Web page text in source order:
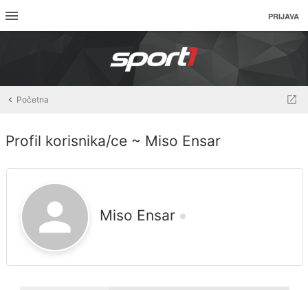
PRIJAVA
Početna
Profil korisnika/ce ~ Miso Ensar
Miso Ensar